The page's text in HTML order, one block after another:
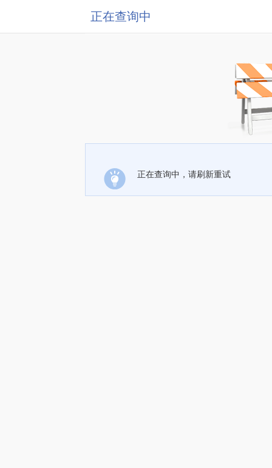
正在查询中
正在查询中，请刷新重试